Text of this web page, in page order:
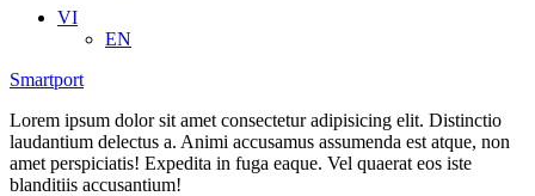
VI
EN
Smartport
Lorem ipsum dolor sit amet consectetur adipisicing elit. Distinctio
laudantium delectus a. Animi accusamus assumenda est atque, non
amet perspiciatis! Expedita in fuga eaque. Vel quaerat eos iste
blanditiis accusantium!